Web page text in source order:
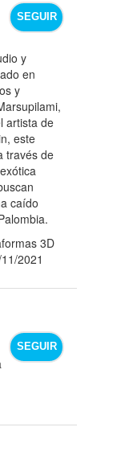
SEGUIR
y
en
y
artista de
este
través de
caído
3D
2021
SEGUIR